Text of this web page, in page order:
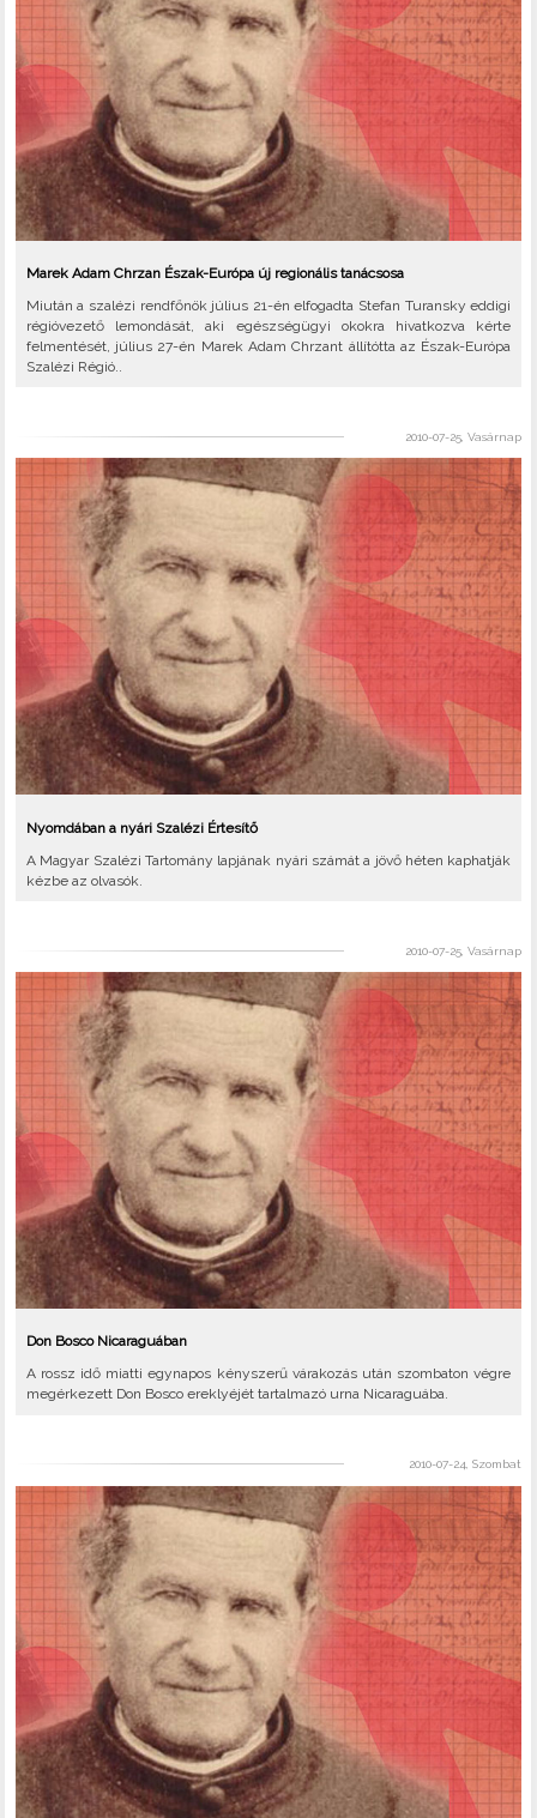
Marek Adam Chrzan Észak-Európa új regionális tanácsosa
Miután a szalézi rendfőnök július 21-én elfogadta Stefan Turansky eddigi
régióvezető lemondását, aki egészségügyi okokra hivatkozva kérte
felmentését, július 27-én Marek Adam Chrzant állítótta az Észak-Európa
Szalézi Régió..
2010-07-25, Vasárnap
Nyomdában a nyári Szalézi Értesítő
A Magyar Szalézi Tartomány lapjának nyári számát a jövő héten kaphatják
kézbe az olvasók.
2010-07-25, Vasárnap
Don Bosco Nicaraguában
A rossz idő miatti egynapos kényszerű várakozás után szombaton végre
megérkezett Don Bosco ereklyéjét tartalmazó urna Nicaraguába.
2010-07-24, Szombat